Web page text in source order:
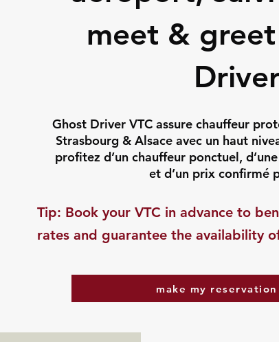
meet &
Ghost Driver VTC assure chauffeur
Strasbourg & Alsace avec un haut
profitez d’un chauffeur ponctuel,
et d’un prix confirmé
​Tip: Book your VTC in advance to
rates and guarantee the availability
make my reservation